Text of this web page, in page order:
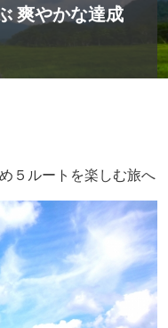
爽やかな達成
５ルートを楽しむ旅へ